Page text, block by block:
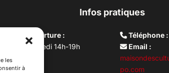
les
à
Infos pratiques
d’ouverture :
au vendredi 14h-19h
10h –17h
lundi
Téléphone
Email :
po.com